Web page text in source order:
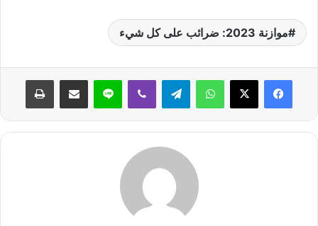
موازنة 2023: ضرائب على كل شيء
واتساب لاين